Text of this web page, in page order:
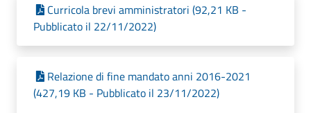
Curricola brevi amministratori (92,21 KB -
Pubblicato il 22/11/2022)
Relazione di fine mandato anni 2016-2021
(427,19 KB - Pubblicato il 23/11/2022)